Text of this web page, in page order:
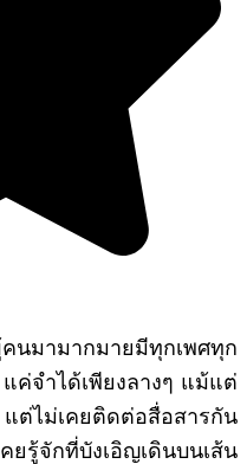
ามากมายมีทุกเพศทุก
ค่จำได้เพียงลางๆ แม้แต่
ต่ไม่เคยติดต่อสื่อสารกัน
ยรู้จักที่บังเอิญเดินบนเส้น